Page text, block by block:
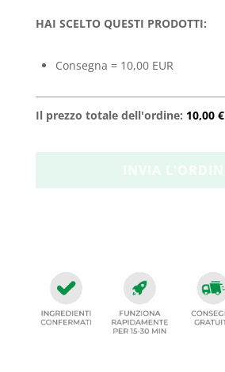
HAI SCELTO QUESTI PRODOTTI:
Consegna = 10,00 EUR
Il prezzo totale dell'ordine: 10,00 €